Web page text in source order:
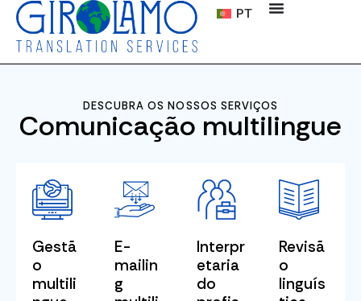
PT
DESCUBRA OS NOSSOS SERVIÇOS
Comunicação multilingue
Gestã
o
multili
E-
mailin
g
Interpr
etaria
do
Revisã
o
linguís